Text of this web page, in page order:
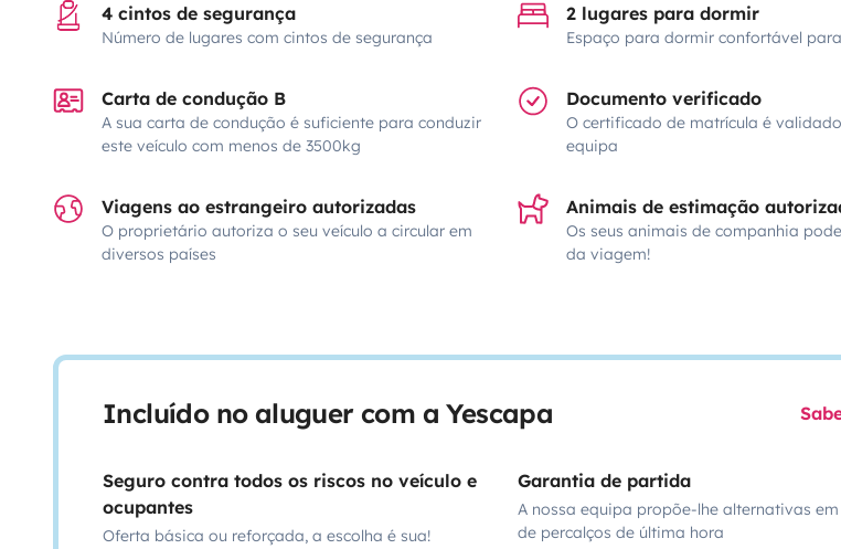
4 cintos de segurança
Número de lugares com cintos de segurança
2 lugares para dormir
Espaço para dormir confortável
Carta de condução B
A sua carta de condução é suficiente para conduzir
este veículo com menos de 3500kg
Documento verificado
O certificado de matrícula é
equipa
Viagens ao estrangeiro autorizadas
O proprietário autoriza o seu veículo a circular em
diversos países
Animais de estimação
Os seus animais de companhia
da viagem!
Incluído no aluguer com a Yescapa
Seguro contra todos os riscos no veículo e
ocupantes
Oferta básica ou reforçada, a escolha é sua!
Garantia de partida
A nossa equipa propõe-lhe alternativas
de percalços de última hora